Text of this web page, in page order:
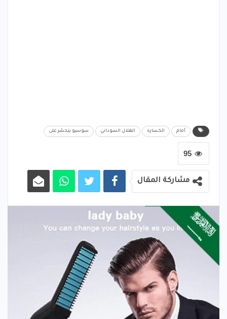
أمام الخسارة الهلال السوداني سوسيو يتحسّر على
95
مشاركة المقال